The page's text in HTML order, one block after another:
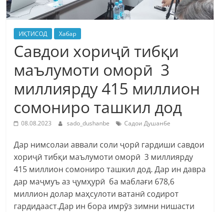
ИҚТИСОД Хабар
Савдои хориҷӣ тибқи
маълумоти оморӣ 3
миллиярду 415 миллион
сомониро ташкил дод
08.08.2023 sado_dushanbe Садои Душанбе
Дар нимсолаи аввали соли ҷорӣ гардиши савдои
хориҷӣ тибқи маълумоти оморӣ 3 миллиярду
415 миллион сомониро ташкил дод. Дар ин давра
дар маҷмуъ аз ҷумҳурӣ ба маблағи 678,6
миллион долар маҳсулоти ватанӣ содирот
гардидааст.Дар ин бора имрӯз зимни нишасти